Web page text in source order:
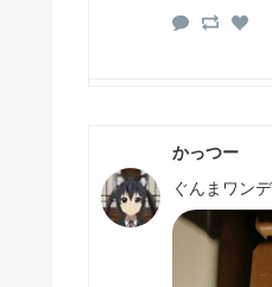
かっつー
ぐんまワン